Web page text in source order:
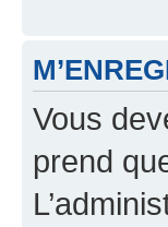
Vous
prend